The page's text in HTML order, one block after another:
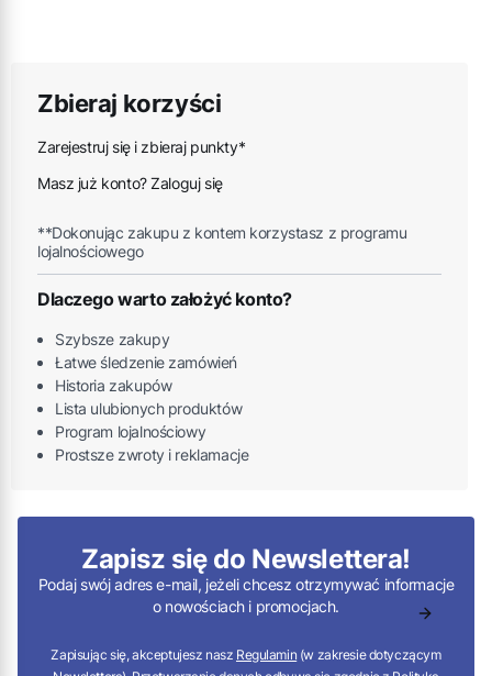
Zbieraj korzyści
Zarejestruj się i zbieraj punkty*
Masz już konto? Zaloguj się
**Dokonując zakupu z kontem korzystasz z programu
lojalnościowego
Dlaczego warto założyć konto?
Szybsze zakupy
Łatwe śledzenie zamówień
Historia zakupów
Lista ulubionych produktów
Program lojalnościowy
Prostsze zwroty i reklamacje
Zapisz się do Newslettera!
Podaj swój adres e-mail, jeżeli chcesz otrzymywać informacje
o nowościach i promocjach.
Zapisując się, akceptujesz nasz Regulamin (w zakresie dotyczącym